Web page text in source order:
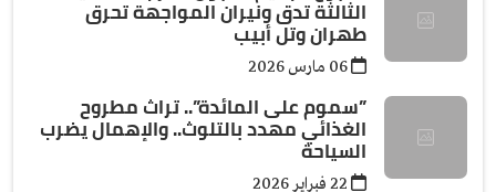
الثالثة تدق ونيران المواجهة تحرق
طهران وتل أبيب
”سموم على المائدة”.. تراث مطروح
الغذائي مهدد بالتلوث.. والإهمال يضرب
السياحة